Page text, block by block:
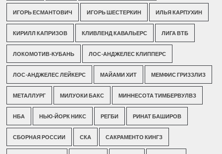
ИГОРЬ ЕСМАНТОВИЧ ИГОРЬ ШЕСТЕРКИН ИЛЬЯ КАРПУХИН
КИРИЛЛ КАПРИЗОВ КЛИВЛЕНД КАВАЛЬЕРС ЛИГА ВТБ
ЛОКОМОТИВ-КУБАНЬ ЛОС-АНДЖЕЛЕС КЛИППЕРС
ЛОС-АНДЖЕЛЕС ЛЕЙКЕРС МАЙАМИ ХИТ МЕМФИС ГРИЗЗЛИЗ
МЕТАЛЛУРГ МИЛУОКИ БАКС МИННЕСОТА ТИМБЕРВУЛВЗ
НБА НЬЮ-ЙОРК НИКС РЕГБИ РИНАТ БАШИРОВ
СБОРНАЯ РОССИИ СКА САКРАМЕНТО КИНГЗ